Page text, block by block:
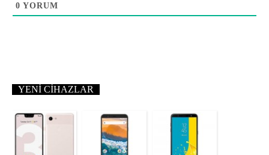
0 YORUM
YENI CIHAZLAR